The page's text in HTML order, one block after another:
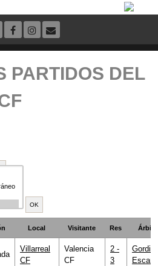
PARTIDOS DEL
Local Visitante Res
Villarreal
CF
Valencia
CF
2 -
3
Gordillo